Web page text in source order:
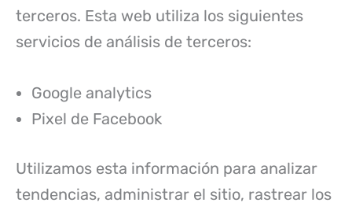
terceros. Esta web utiliza los siguientes
servicios de análisis de terceros:
Google analytics
Pixel de Facebook
Utilizamos esta información para analizar
tendencias, administrar el sitio, rastrear los